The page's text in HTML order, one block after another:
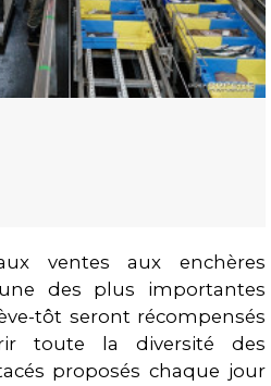
ventes aux enchères
des plus importantes
tôt seront récompensés
toute la diversité des
proposés chaque jour